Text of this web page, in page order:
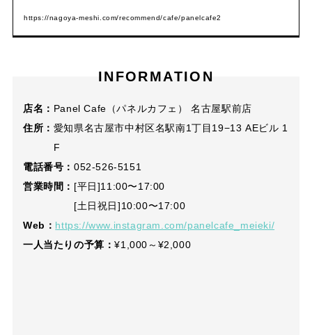
https://nagoya-meshi.com/recommend/cafe/panelcafe2
INFORMATION
店名： Panel Cafe（パネルカフェ） 名古屋駅前店
住所： 愛知県名古屋市中村区名駅南1丁目19−13 AEビル 1
F
電話番号： 052-526-5151
営業時間： [平日]11:00〜17:00
[土日祝日]10:00〜17:00
Web： https://www.instagram.com/panelcafe_meieki/
一人当たりの予算：¥1,000～¥2,000